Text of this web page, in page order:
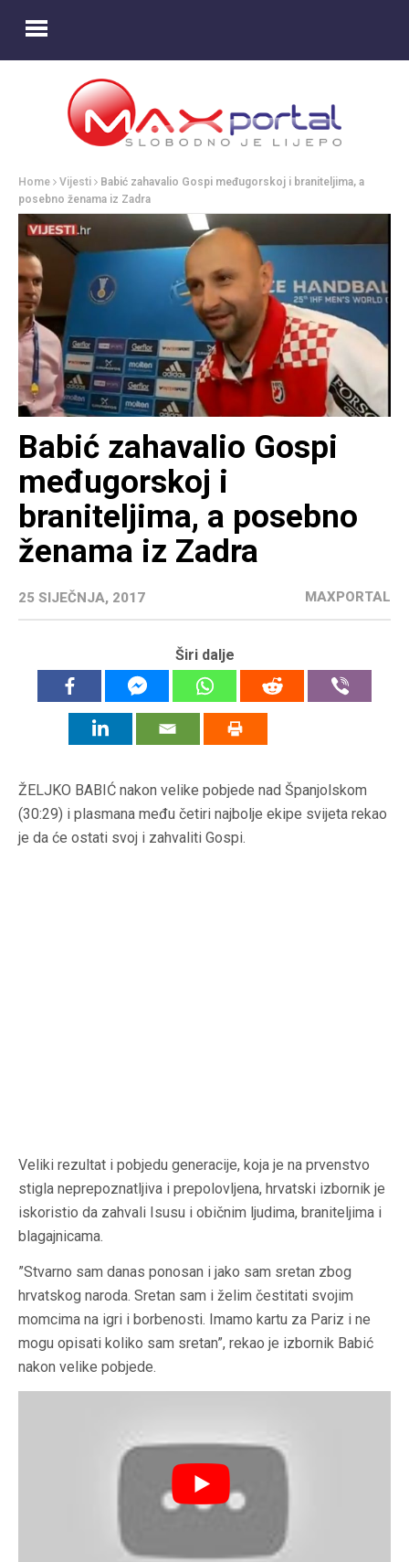
Home Vijesti
Babić zahavalio Gospi međugorskoj i braniteljima, a
posebno ženama iz Zadra
Babić zahavalio Gospi
međugorskoj i
braniteljima, a posebno
ženama iz Zadra
25 SIJEČNJA, 2017 MAXPORTAL
Širi dalje
ŽELJKO BABIĆ nakon velike pobjede nad Španjolskom
(30:29) i plasmana među četiri najbolje ekipe svijeta rekao
je da će ostati svoj i zahvaliti Gospi.
Veliki rezultat i pobjedu generacije, koja je na prvenstvo
stigla neprepoznatljiva i prepolovljena, hrvatski izbornik je
iskoristio da zahvali Isusu i običnim ljudima, braniteljima i
blagajnicama.
”Stvarno sam danas ponosan i jako sam sretan zbog
hrvatskog naroda. Sretan sam i želim čestitati svojim
momcima na igri i borbenosti. Imamo kartu za Pariz i ne
mogu opisati koliko sam sretan”, rekao je izbornik Babić
nakon velike pobjede.